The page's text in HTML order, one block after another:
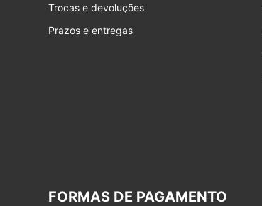
Trocas e devoluções
Prazos e entregas
FORMAS DE PAGAMENTO